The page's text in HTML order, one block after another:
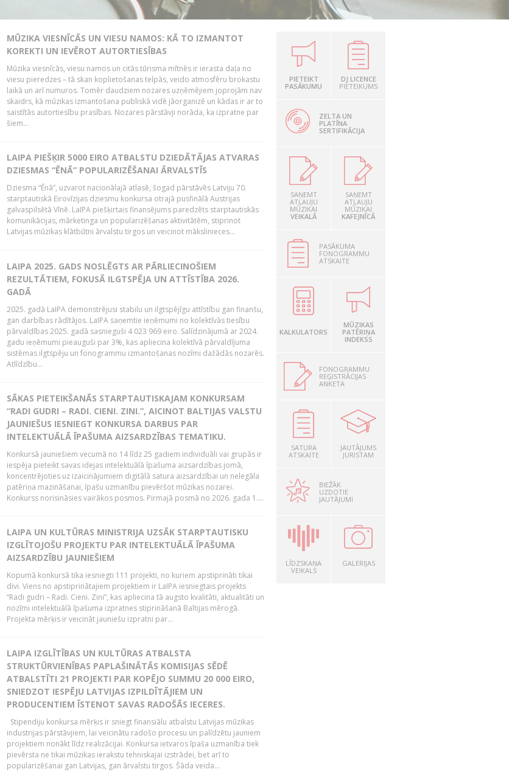
MŪZIKA VIESNĪCĀS UN VIESU NAMOS: KĀ TO IZMANTOT
KOREKTI UN IEVĒROT AUTORTIESĪBAS
Mūzika viesnīcās, viesu namos un citās tūrisma mītnēs ir ierasta daļa no
viesu pieredzes – tā skan koplietošanas telpās, veido atmosfēru brokastu
laikā un arī numuros. Tomēr daudziem nozares uzņēmējiem joprojām nav
skaidrs, kā mūzikas izmantošana publiskā vidē jāorganizē un kādas ir ar to
saistītās autortiesību prasības. Nozares pārstāvji norāda, ka izpratne par
šiem...
LAIPA PIEŠĶIR 5000 EIRO ATBALSTU DZIEDĀTĀJAS ATVARAS
DZIESMAS “ĒNĀ” POPULARIZĒŠANAI ĀRVALSTĪS
Dziesma “Ēnā”, uzvarot nacionālajā atlasē, šogad pārstāvēs Latviju 70.
starptautiskā Eirovīzijas dziesmu konkursa otrajā pusfinālā Austrijas
galvaspilsētā Vīnē. LaIPA piešķirtais finansējums paredzēts starptautiskās
komunikācijas, mārketinga un popularizēšanas aktivitātēm, stiprinot
Latvijas mūzikas klātbūtni ārvalstu tirgos un veicinot mākslinieces...
LAIPA 2025. GADS NOSLĒGTS AR PĀRLIECINOŠIEM
REZULTĀTIEM, FOKUSĀ ILGTSPĒJA UN ATTĪSTĪBA 2026.
GADĀ
2025. gadā LaIPA demonstrējusi stabilu un ilgtspējīgu attīstību gan finanšu,
gan darbības rādītājos. LaIPA saņemtie ieņēmumi no kolektīvās tiesību
pārvaldības 2025. gadā sasnieguši 4 023 969 eiro. Salīdzinājumā ar 2024.
gadu ieņēmumi pieauguši par 3%, kas apliecina kolektīvā pārvaldījuma
sistēmas ilgtspēju un fonogrammu izmantošanas nozīmi dažādās nozarēs.
Atlīdzību...
SĀKAS PIETEIKŠANĀS STARPTAUTISKAJAM KONKURSAM
“RADI GUDRI – RADI. CIENI. ZINI.”, AICINOT BALTIJAS VALSTU
JAUNIEŠUS IESNIEGT KONKURSA DARBUS PAR
INTELEKTUĀLĀ ĪPAŠUMA AIZSARDZĪBAS TEMATIKU.
Konkursā jauniešiem vecumā no 14 līdz 25 gadiem individuāli vai grupās ir
iespēja pieteikt savas idejas intelektuālā īpašuma aizsardzības jomā,
koncentrējoties uz izaicinājumiem digitālā satura aizsardzībai un nelegāla
patēriņa mazināšanai, īpašu uzmanību pievēršot mūzikas nozarei.
Konkurss norisināsies vairākos posmos. Pirmajā posmā no 2026. gada 1....
LAIPA UN KULTŪRAS MINISTRIJA UZSĀK STARPTAUTISKU
IZGLĪTOJOŠU PROJEKTU PAR INTELEKTUĀLĀ ĪPAŠUMA
AIZSARDZĪBU JAUNIEŠIEM
Kopumā konkursā tika iesniegti 111 projekti, no kuriem apstiprināti tikai
divi. Viens no apstiprinātajiem projektiem ir LaIPA iesniegtais projekts
“Radi gudri – Radi. Cieni. Zini”, kas apliecina tā augsto kvalitāti, aktualitāti un
nozīmi intelektuālā īpašuma izpratnes stiprināšanā Baltijas mērogā.
Projekta mērķis ir veicināt jauniešu izpratni par...
LAIPA IZGLĪTĪBAS UN KULTŪRAS ATBALSTA
STRUKTŪRVIENĪBAS PAPLAŠINĀTĀS KOMISIJAS SĒDĒ
ATBALSTĪTI 21 PROJEKTI PAR KOPĒJO SUMMU 20 000 EIRO,
SNIEDZOT IESPĒJU LATVIJAS IZPILDĪTĀJIEM UN
PRODUCENTIEM ĪSTENOT SAVAS RADOŠĀS IECERES.
Stipendiju konkursa mērķis ir sniegt finansiālu atbalstu Latvijas mūzikas
industrijas pārstāvjiem, lai veicinātu radošo procesu un palīdzētu jauniem
projektiem nonākt līdz realizācijai. Konkursa ietvaros īpaša uzmanība tiek
pievērsta ne tikai mūzikas ierakstu tehniskajai izstrādei, bet arī to
popularizēšanai gan Latvijas, gan ārvalstu tirgos. Šāda veida...
PIETEIKT
PASĀKUMU
DJ LICENCE
PIETEIKUMS
ZELTA UN
PLATĪNA
SERTIFIKĀCIJA
SAŅEMT
ATĻAUJU
MŪZIKAI
VEIKALĀ
SAŅEMT
ATĻAUJU
MŪZIKAI
KAFEJNĪCĀ
PASĀKUMA
FONOGRAMMU
ATSKAITE
KALKULATORS
MŪZIKAS
PATĒRIŅA
INDEKSS
FONOGRAMMU
REĢISTRĀCIJAS
ANKETA
SATURA
ATSKAITE
JAUTĀJUMS
JURISTAM
BIEŽĀK
UZDOTIE
JAUTĀJUMI
LĪDZSKAŅA
VEIKALS
GALERIJAS